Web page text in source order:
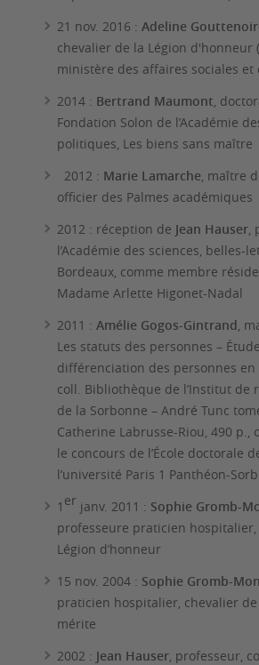
21 nov. 2016 : Adeline
chevalier de la Légion d'honneur
ministère des affaires sociales et
2014 : Bertrand Maumont,
Fondation Solon de l’Académie
politiques, Les biens sans maître
2012 : Marie Lamarche, maître
officier des Palmes académiques
2012 : réception de Jean Hauser,
l’Académie des sciences, belles-
Bordeaux, comme membre
Madame Arlette Higonet-Nadal
2011 : Amélie Gogos-Gintrand,
Les statuts des personnes –
différenciation des personnes en
coll. Bibliothèque de l’Institut de
de la Sorbonne – André Tunc
Catherine Labrusse-Riou, 490 p.,
le concours de l’École doctorale
l’université Paris 1 Panthéon-
1 er janv. 2011 : Sophie Gromb-
professeure praticien
Légion d’honneur
15 nov. 2004 : Sophie Gromb-
praticien hospitalier, chevalier
mérite
2002 : Jean Hauser, professeur,